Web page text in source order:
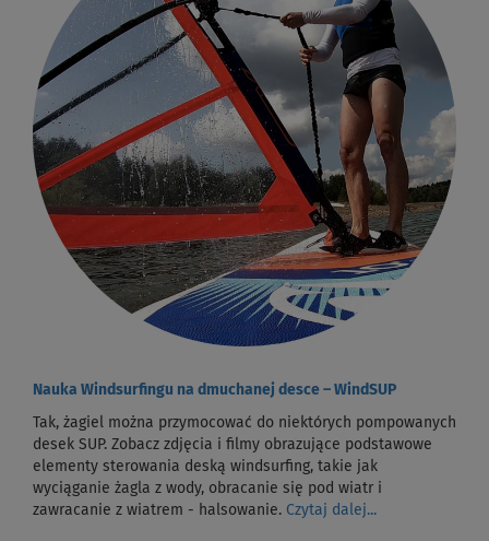
Nauka Windsurfingu na dmuchanej desce – WindSUP
Tak, żagiel można przymocować do niektórych pompowanych
desek SUP. Zobacz zdjęcia i filmy obrazujące podstawowe
elementy sterowania deską windsurfing, takie jak
wyciąganie żagla z wody, obracanie się pod wiatr i
zawracanie z wiatrem - halsowanie. Czytaj dalej...